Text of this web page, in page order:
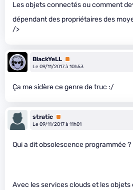
Les objets connectés ou comment
dépendant des propriétaires des
/>
BlackYeLL Premium
Le 09/11/2017 à 10h53
Ça me sidère ce genre de truc :/
stratic Premium
Le 09/11/2017 à 11h01
Qui a dit obsolescence programmée ?
Avec les services clouds et les objets